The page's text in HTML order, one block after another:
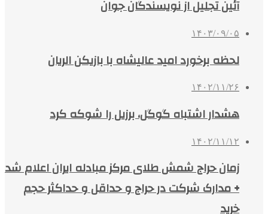
آئین تجلیل از نویسندگان جوان
۱۴۰۳/۰۹/۰۵
لحظه برخورد امید عالیشاه با بازیکن الریان
۱۴۰۲/۱۱/۲۶
هشدار اشتباه گوگل، برزیل را شوکه کرد
۱۴۰۲/۱۱/۱۲
زمان حراج شمش طلای مرکز مبادله ایران اعلام شد
+ مدارک شرکت در حراج و حداقل و حداکثر حجم
خرید